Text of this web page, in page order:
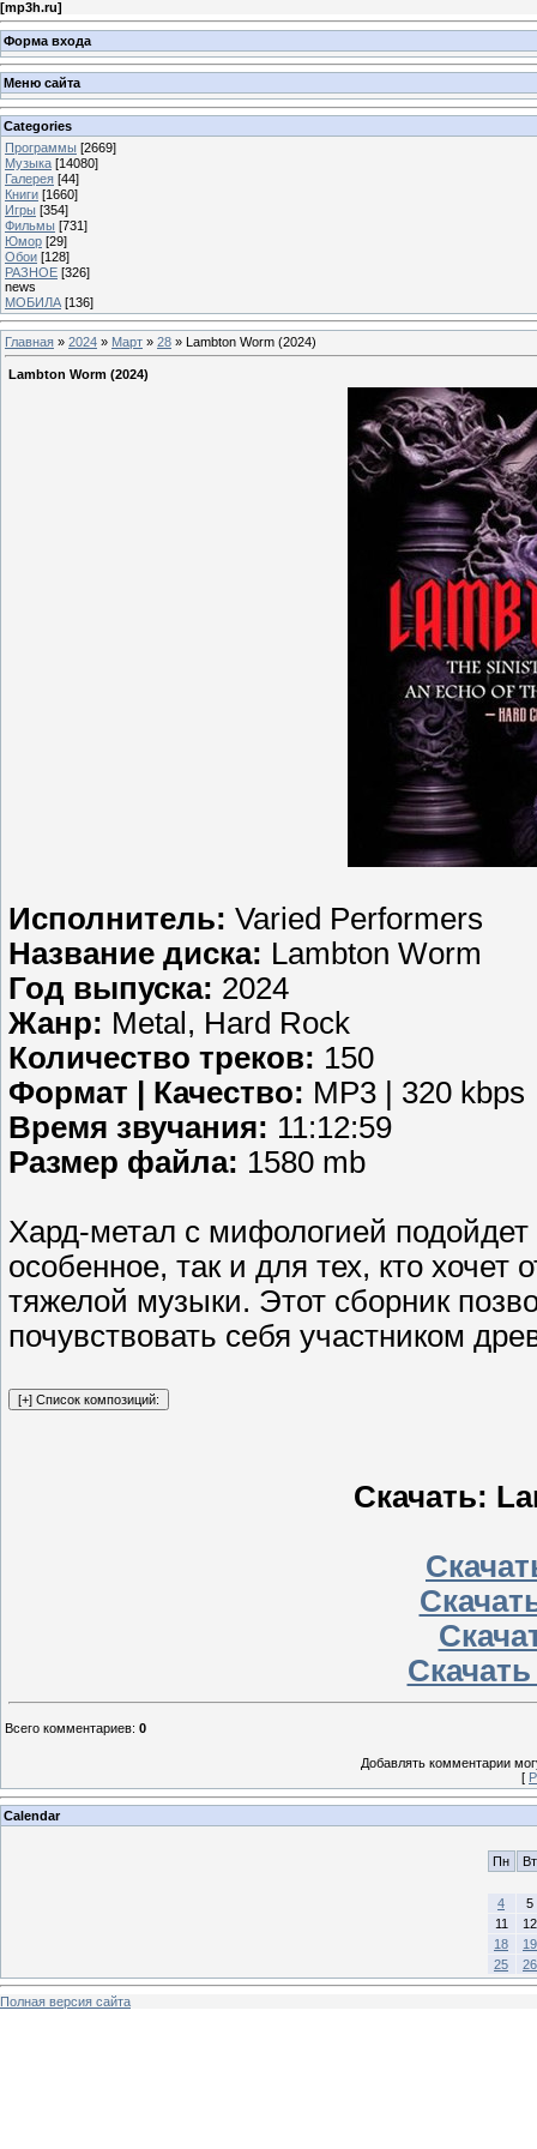
[mp3h.ru]
Форма входа
Меню сайта
Categories
Программы [2669]
Музыка [14080]
Галерея [44]
Книги [1660]
Игры [354]
Фильмы [731]
Юмор [29]
Обои [128]
РАЗНОЕ [326]
news
МОБИЛА [136]
Главная » 2024 » Март » 28 » Lambton Worm (2024)
Lambton Worm (2024)
Исполнитель: Varied Performers
Название диска: Lambton Worm
Год выпуска: 2024
Жанр: Metal, Hard Rock
Количество треков: 150
Формат | Качество: MP3 | 320 kbps
Время звучания: 11:12:59
Размер файла: 1580 mb
Хард-метал с мифологией
особенное, так и для тех, кто
тяжелой музыки. Этот сборник
почувствовать себя участником
Скачать:
Всего комментариев: 0
Добавлять комментарии
[
Calendar
Пн Вт
4
5
11
12
18
19
25
26
Полная версия сайта